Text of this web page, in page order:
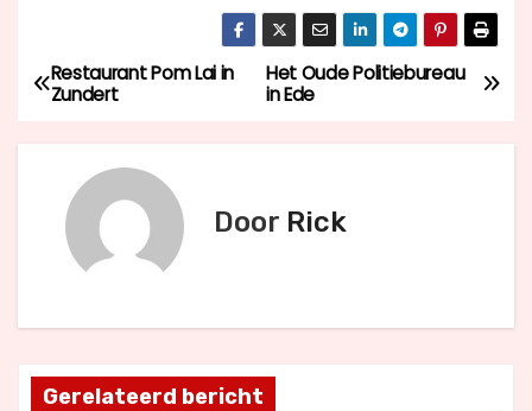
B
e
h
t
Het Oude Politiebureau
in Ede
Restaurant Pom Lai in
Zundert
Door Rick
Gerelateerd bericht